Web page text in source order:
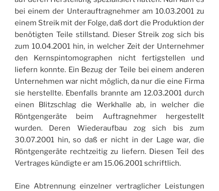
bei einem der Unterauftragnehmer am 10.03.2001 zu
einem Streik mit der Folge, daß dort die Produktion der
benötigten Teile stillstand. Dieser Streik zog sich bis
zum 10.04.2001 hin, in welcher Zeit der Unternehmer
den Kernspintomographen nicht fertigstellen und
liefern konnte. Ein Bezug der Teile bei einem anderen
Unternehmen war nicht möglich, da nur die eine Firma
sie herstellte. Ebenfalls brannte am 12.03.2001 durch
einen Blitzschlag die Werkhalle ab, in welcher die
Röntgengeräte beim Auftragnehmer hergestellt
wurden. Deren Wiederaufbau zog sich bis zum
30.07.2001 hin, so daß er nicht in der Lage war, die
Röntgengeräte rechtzeitig zu liefern. Diesen Teil des
Vertrages kündigte er am 15.06.2001 schriftlich.
Eine Abtrennung einzelner vertraglicher Leistungen